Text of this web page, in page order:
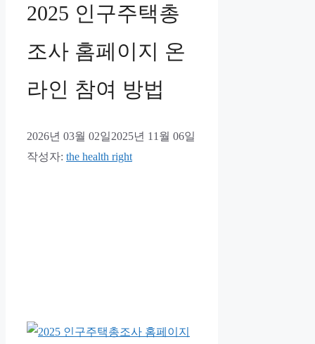
2025 인구주택총
조사 홈페이지 온
라인 참여 방법
2026년 03월 02일2025년 11월 06일
작성자: the health right